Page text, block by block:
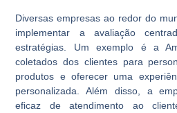
Diversas empresas ao redor do
implementar a avaliação
estratégias. Um exemplo é a
coletados dos clientes para
produtos e oferecer uma
personalizada. Além disso, a
eficaz de atendimento ao